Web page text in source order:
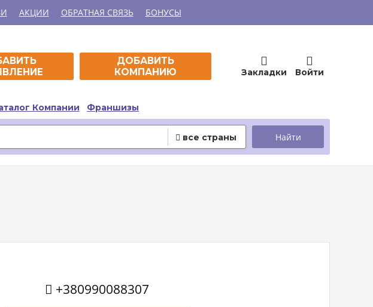
АКЦИИ ОБРАТНАЯ СВЯЗЬ БОНУСЫ
ДОБАВИТЬ
КОМПАНИЮ

Закладки

Войти
Компании Франшизы
 все страны
 +380990088307